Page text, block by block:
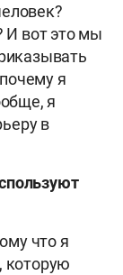
И вот это мы
я
я
в
что я
которую